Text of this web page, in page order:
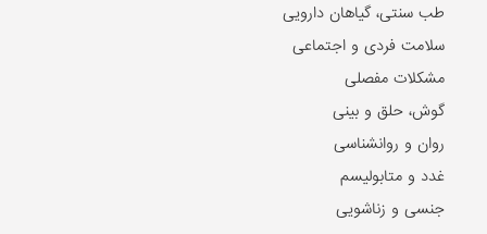
طب سنتی، گیاهان دارویی
سلامت فردی و اجتماعی
مشکلات مفصلی
گوش، حلق و بینی
روان و روانشناسی
غدد و متابولیسم
جنسی و زناشویی